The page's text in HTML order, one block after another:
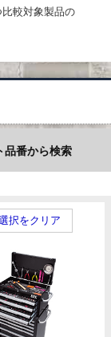
較対象製品の
品番から検索
択をクリア